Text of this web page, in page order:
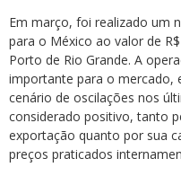
Em março, foi realizado um
para o México ao valor de
Porto de Rio Grande. A
importante para o mercado,
cenário de oscilações nos
considerado positivo, tanto
exportação quanto por sua
preços praticados